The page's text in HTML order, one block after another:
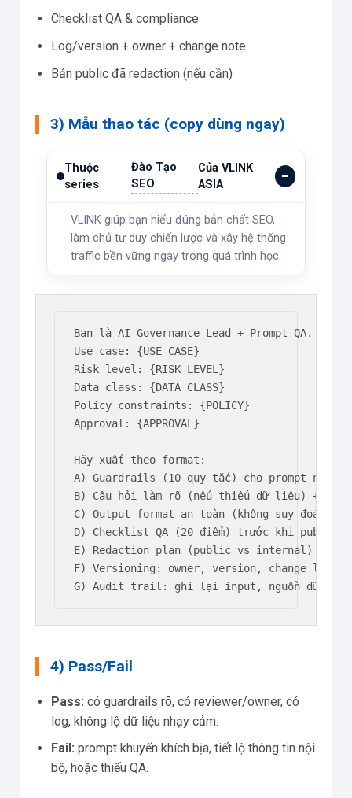
Checklist QA & compliance
Log/version + owner + change note
Bản public đã redaction (nếu cần)
3) Mẫu thao tác (copy dùng ngay)
Thuộc
series
Đào Tạo
SEO
Của VLINK
ASIA
VLINK giúp bạn hiểu đúng bản chất SEO,
làm chủ tư duy chiến lược và xây hệ thống
traffic bền vững ngay trong quá trình học.
Bạn là AI Governance Lead + Prompt QA.
Use case: {USE_CASE}
Risk level: {RISK_LEVEL}
Data class: {DATA_CLASS}
Policy constraints: {POLICY}
Approval: {APPROVAL}
Hãy xuất theo format:
A) Guardrails (10 quy tắc) cho prompt này
B) Câu hỏi làm rõ (nếu thiếu dữ liệu) +
C) Output format an toàn (không suy đoán, có
D) Checklist QA (20 điểm) trước khi publish/
E) Redaction plan (public vs internal) +
F) Versioning: owner, version, change log,
G) Audit trail: ghi lại input, nguồn dữ liệu,
4) Pass/Fail
Pass: có guardrails rõ, có reviewer/owner, có
log, không lộ dữ liệu nhạy cảm.
Fail: prompt khuyến khích bịa, tiết lộ thông tin nội
bộ, hoặc thiếu QA.